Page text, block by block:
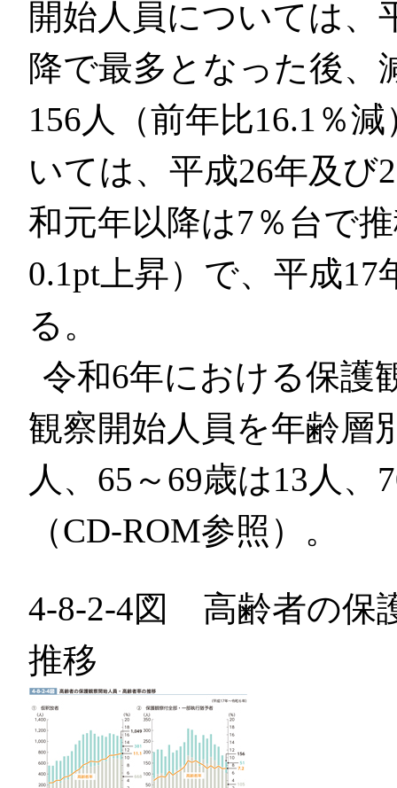
開始人員については、
降で最多となった後、
156人（前年比16.1％
いては、平成26年及び
和元年以降は7％台で
0.1pt上昇）で、平成
る。
令和6年における保護
観察開始人員を年齢層
人、65～69歳は13人
（CD-ROM参照）。
4-8-2-4図 高齢者の保
推移